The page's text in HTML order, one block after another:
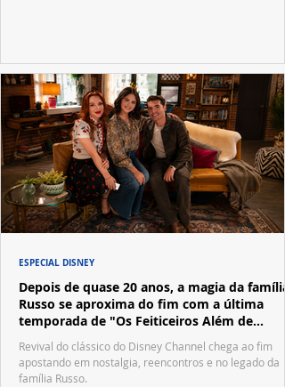
Depois de quase 20 anos, a magia da família
Russo se aproxima do fim com a última
temporada de "Os Feiticeiros Além de
Waverly Place"
Revival do clássico do Disney Channel chega ao fim
apostando em nostalgia, reencontros e no legado da
família Russo.
ESPECIAL DISNEY